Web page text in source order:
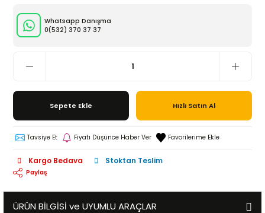
Whatsapp Danışma
0(532) 370 37 37
Sepete Ekle Hızlı Satın Al
Tavsiye Et Fiyatı Düşünce Haber Ver
Kargo Bedava Stoktan Teslim
Paylaş
ÜRÜN BİLGİSİ ve UYUMLU ARAÇLAR